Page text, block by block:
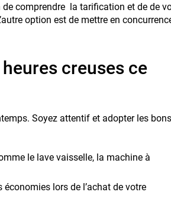
comprendre la tarification et de de
option est de mettre en
creuses ce
Soyez attentif et adopter les bons
le lave vaisselle, la machine à
lors de l’achat de votre